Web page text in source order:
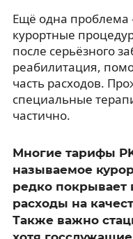
Ещё одна
курортные
после серьёзного
реабилитация,
часть расходов.
специальные
частично.
Многие тарифы
называемое
редко покрывает
расходы на
Также важно